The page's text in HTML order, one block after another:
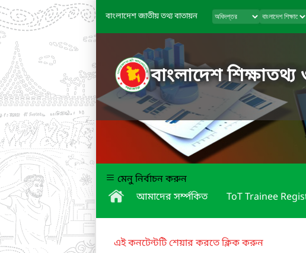
বাংলাদেশ জাতীয় তথ্য বাতায়ন
বাংলাদেশ
মেনু নির্বাচন করুন
আমাদের সর্ম্পকিত
ToT Trainee
এই কনটেন্টটি শেয়ার করতে ক্লিক করুন